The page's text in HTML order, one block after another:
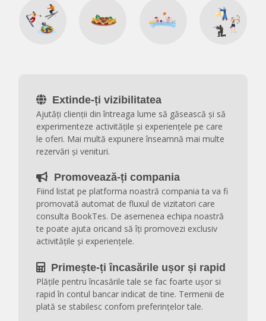
Extinde-ți vizibilitatea
Ajutăți clienții din întreaga lume să găsească și să
experimenteze activitățile și experiențele pe care
le oferi. Mai multă expunere înseamnă mai multe
rezervări și venituri.
Promovează-ți compania
Fiind listat pe platforma noastră compania ta va fi
promovată automat de fluxul de vizitatori care
consulta BookTes. De asemenea echipa noastră
te poate ajuta oricand să îți promovezi exclusiv
activitățile și experiențele.
Primește-ți încasările ușor și rapid
Plățile pentru încasările tale se fac foarte ușor si
rapid în contul bancar indicat de tine. Termenii de
plată se stabilesc confom preferințelor tale.